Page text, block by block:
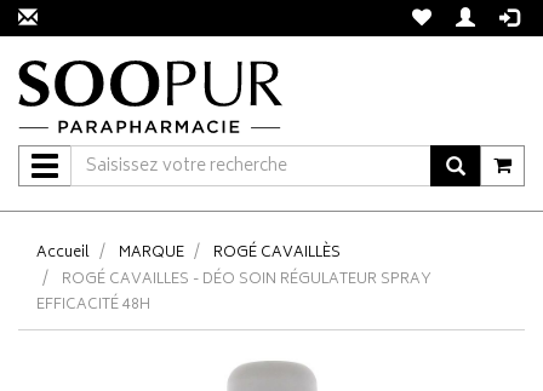
Navigation
Accueil MARQUE
ROGÉ CAVAILLÈS
ROGÉ CAVAILLES - DÉO SOIN RÉGULATEUR SPRAY
EFFICACITÉ 48H